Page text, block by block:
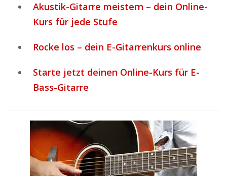
Akustik-Gitarre meistern – dein Online-
Kurs für jede Stufe
Rocke los – dein E-Gitarrenkurs online
Starte jetzt deinen Online-Kurs für E-
Bass-Gitarre